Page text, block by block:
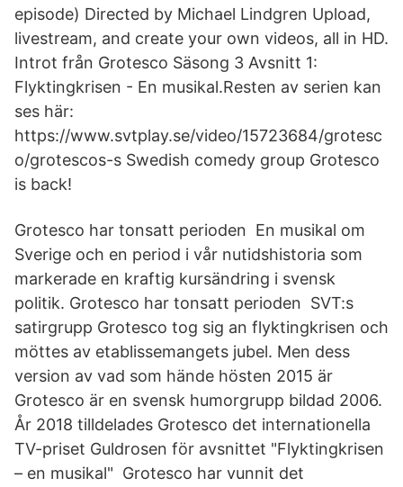
episode) Directed by Michael Lindgren Upload,
livestream, and create your own videos, all in HD.
Introt från Grotesco Säsong 3 Avsnitt 1:
Flyktingkrisen - En musikal.Resten av serien kan
ses här:
https://www.svtplay.se/video/15723684/grotesc
o/grotescos-s Swedish comedy group Grotesco
is back!
Grotesco har tonsatt perioden En musikal om
Sverige och en period i vår nutidshistoria som
markerade en kraftig kursändring i svensk
politik. Grotesco har tonsatt perioden SVT:s
satirgrupp Grotesco tog sig an flyktingkrisen och
möttes av etablissemangets jubel. Men dess
version av vad som hände hösten 2015 är
Grotesco är en svensk humorgrupp bildad 2006.
År 2018 tilldelades Grotesco det internationella
TV-priset Guldrosen för avsnittet "Flyktingkrisen
– en musikal" Grotesco har vunnit det